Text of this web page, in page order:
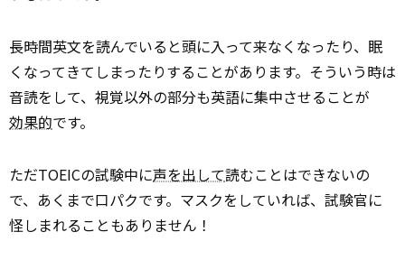
長時間英文を読んでいると頭に入って来なくなったり、眠
くなってきてしまったりすることがあります。そういう時は
音読をして、視覚以外の部分も英語に集中させることが
効果的です。
ただTOEICの試験中に声を出して読むことはできないの
で、あくまで口パクです。マスクをしていれば、試験官に
怪しまれることもありません！